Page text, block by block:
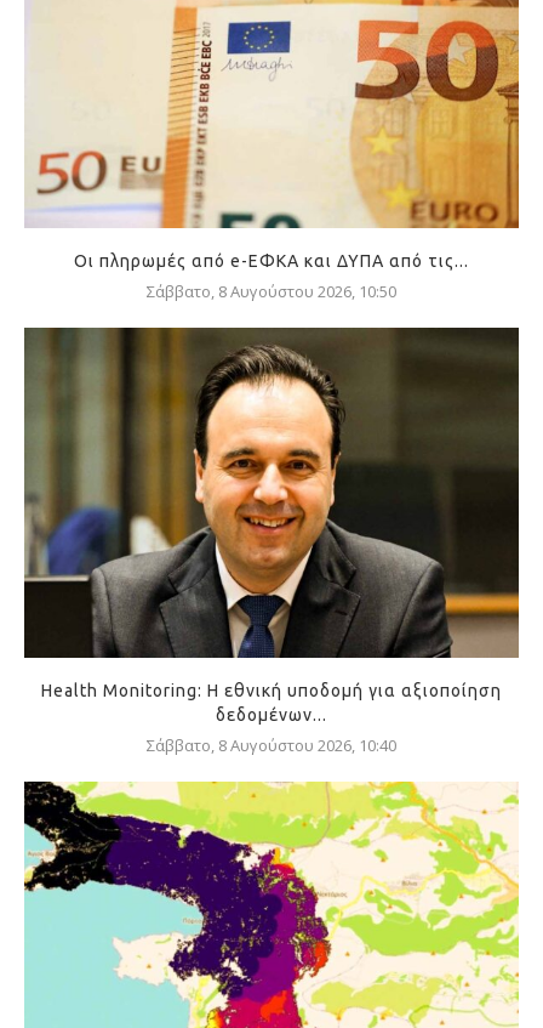
Οι πληρωμές από e-ΕΦΚΑ και ΔΥΠΑ από τις...
Σάββατο, 8 Αυγούστου 2026, 10:50
Health Monitoring: Η εθνική υποδομή για αξιοποίηση
δεδομένων...
Σάββατο, 8 Αυγούστου 2026, 10:40